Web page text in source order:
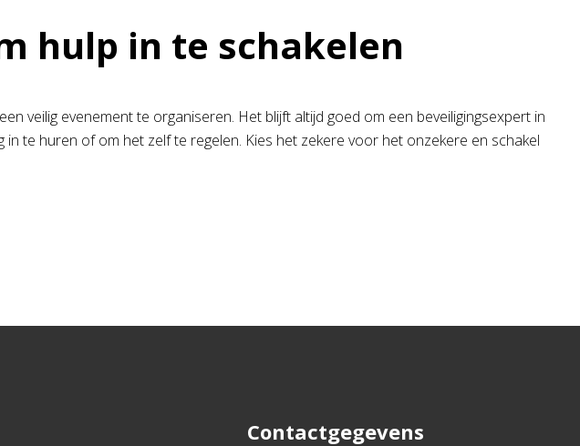
hulp in te schakelen
veilig evenement te organiseren. Het blijft altijd goed om een beveiligingsexpert in
in te huren of om het zelf te regelen. Kies het zekere voor het onzekere en schakel
Contactgegevens